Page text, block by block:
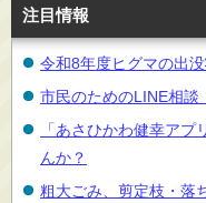
注目情報
令和8年度ヒグマの出
市民のためのLINE相談
「あさひかわ健幸ア
んか？
粗大ごみ、剪定枝・落